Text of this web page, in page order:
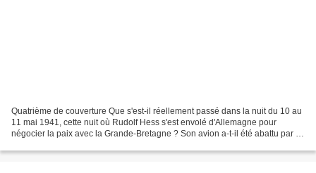
Quatrième de couverture Que s'est-il réellement passé dans la nuit du 10 au
11 mai 1941, cette nuit où Rudolf Hess s'est envolé d'Allemagne pour
négocier la paix avec la Grande-Bretagne ? Son avion a-t-il été abattu par la